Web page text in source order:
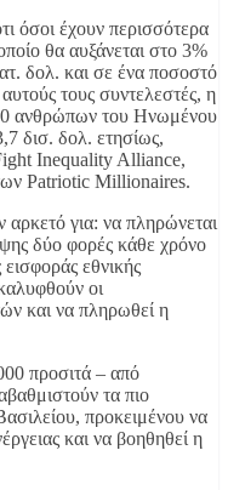
όσοι έχουν περισσότερα
θα αυξάνεται στο 3%
δολ. και σε ένα ποσοστό
τους συντελεστές, η
ανθρώπων του Ηνωμένου
δισ. δολ. ετησίως,
Inequality Alliance,
Patriotic Millionaires.
αρκετό για: να πληρώνεται
δύο φορές κάθε χρόνο
εθνικής
οι
και να πληρωθεί η
προσιτά – από
τα πιο
προκειμένου να
και να βοηθηθεί η